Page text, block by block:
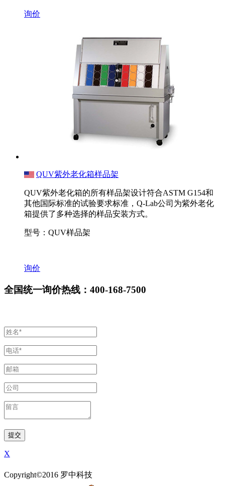
询价
QUV紫外老化箱样品架
​QUV紫外老化箱的所有样品架设计符合ASTM G154和
其他国际标准的试验要求标准，Q-Lab公司为紫外老化
箱提供了多种选择的样品安装方式。
型号：QUV样品架
询价
全国统一询价热线：400-168-7500
X
Copyright©2016 罗中科技